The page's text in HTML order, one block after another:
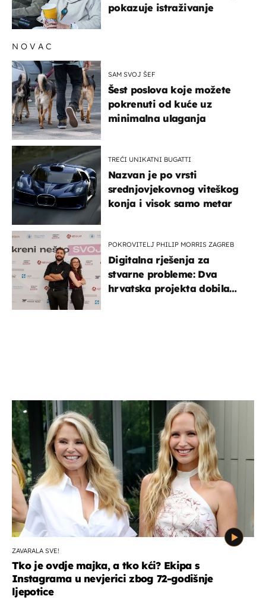
pokazuje istraživanje
NOVAC
SAM SVOJ ŠEF
Šest poslova koje možete
pokrenuti od kuće uz
minimalna ulaganja
TREĆI UNIKATNI BUGATTI
Nazvan je po vrsti
srednjovjekovnog viteškog
konja i visok samo metar
POKROVITELJ PHILIP MORRIS ZAGREB
Digitalna rješenja za
stvarne probleme: Dva
hrvatska projekta dobila
ZAVARALA SVE!
Tko je ovdje majka, a tko kći? Ekipa s
Instagrama u nevjerici zbog 72-godišnje
ljepotice